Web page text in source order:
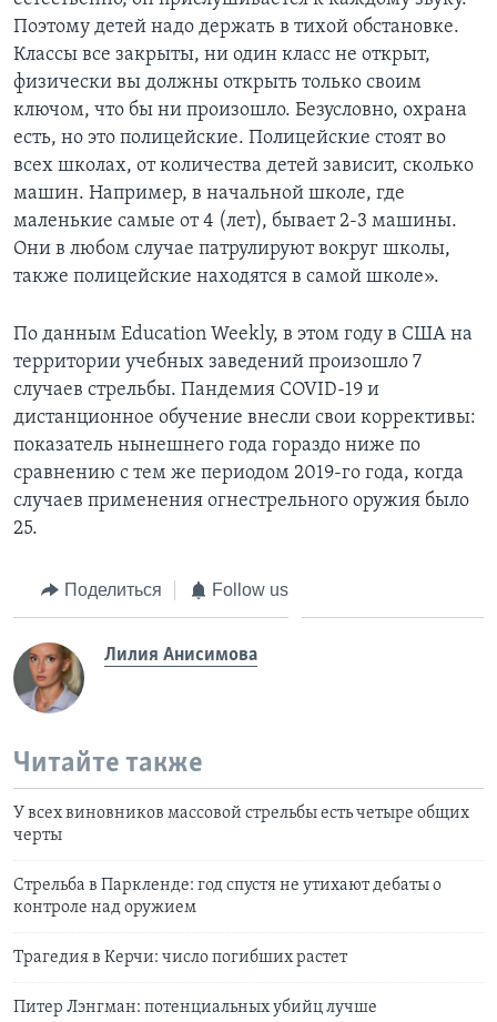
Поэтому детей надо держать в тихой обстановке.
Классы все закрыты, ни один класс не открыт,
физически вы должны открыть только своим
ключом, что бы ни произошло. Безусловно, охрана
есть, но это полицейские. Полицейские стоят во
всех школах, от количества детей зависит, сколько
машин. Например, в начальной школе, где
маленькие самые от 4 (лет), бывает 2-3 машины.
Они в любом случае патрулируют вокруг школы,
также полицейские находятся в самой школе».
По данным Education Weekly, в этом году в США на
территории учебных заведений произошло 7
случаев стрельбы. Пандемия COVID-19 и
дистанционное обучение внесли свои коррективы:
показатель нынешнего года гораздо ниже по
сравнению с тем же периодом 2019-го года, когда
случаев применения огнестрельного оружия было
25.
Поделиться Follow us
Лилия Анисимова
Читайте также
У всех виновников массовой стрельбы есть четыре общих
черты
Стрельба в Паркленде: год спустя не утихают дебаты о
контроле над оружием
Трагедия в Керчи: число погибших растет
Питер Лэнгман: потенциальных убийц лучше